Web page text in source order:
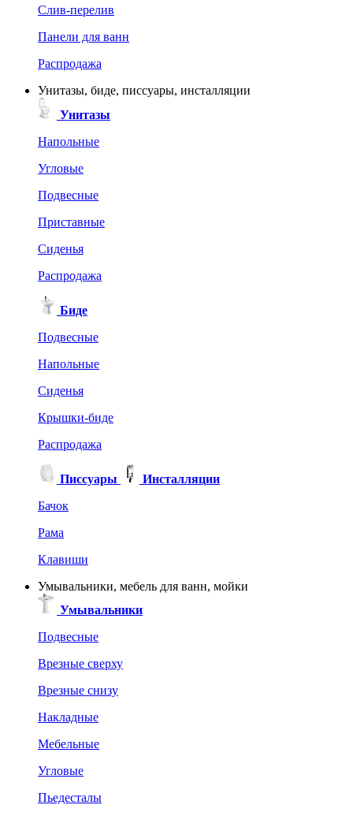
Слив-перелив
Панели для ванн
Распродажа
Унитазы, биде, писсуары, инсталляции
Унитазы
Напольные
Угловые
Подвесные
Приставные
Сиденья
Распродажа
Биде
Подвесные
Напольные
Сиденья
Крышки-биде
Распродажа
Писсуары
Инсталляции
Бачок
Рама
Клавиши
Умывальники, мебель для ванн, мойки
Умывальники
Подвесные
Врезные сверху
Врезные снизу
Накладные
Мебельные
Угловые
Пьедесталы